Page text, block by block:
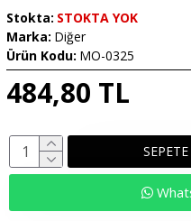
484,80 TL
Stokta: STOKTA YOK
Marka: Diğer
Ürün Kodu: MO-0325